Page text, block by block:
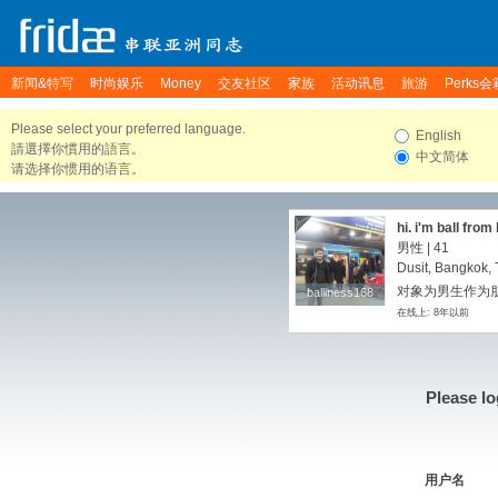
新闻&特写 时尚娱乐 Money 交友社区 家族 活动讯息 旅游 Perks会
Please select your preferred language.
請選擇你慣用的語言。
请选择你惯用的语言。
English
中文简体
balliness168
balliness168
hi. i'm ball from
男性 | 41
Dusit, Bangkok,
对象为男生作为
在线上: 8年以前
Please
用户名